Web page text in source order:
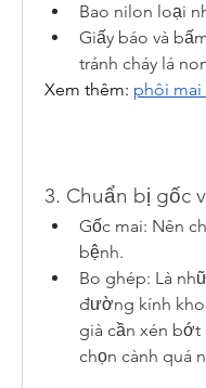
Bao nilon loại
Giấy báo và
tránh cháy lá
Xem thêm: phôi mai
3. Chuẩn bị gốc
Gốc mai: Nên
bệnh.
Bo ghép: Là
đường kính
già cần xén
chọn cành quá